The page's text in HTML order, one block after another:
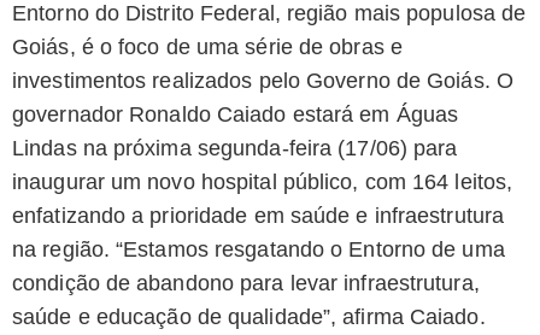
Entorno do Distrito Federal, região mais populosa de
Goiás, é o foco de uma série de obras e
investimentos realizados pelo Governo de Goiás. O
governador Ronaldo Caiado estará em Águas
Lindas na próxima segunda-feira (17/06) para
inaugurar um novo hospital público, com 164 leitos,
enfatizando a prioridade em saúde e infraestrutura
na região. “Estamos resgatando o Entorno de uma
condição de abandono para levar infraestrutura,
saúde e educação de qualidade”, afirma Caiado.